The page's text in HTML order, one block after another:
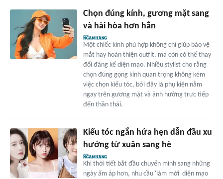
Chọn đúng kính, gương mặt sang
và hài hòa hơn hẳn
Một chiếc kính phù hợp không chỉ giúp bảo vệ
mắt hay hoàn thiện outfit, mà còn có thể thay
đổi đáng kể diện mạo. Nhiều stylist cho rằng
chọn đúng gọng kính quan trọng không kém
việc chọn kiểu tóc, bởi đây là phụ kiện nằm
ngay trên gương mặt và ảnh hưởng trực tiếp
đến thần thái.
Kiểu tóc ngắn hứa hẹn dẫn đầu xu
hướng từ xuân sang hè
Khi thời tiết bắt đầu chuyển mình sang những
ngày ấm áp hơn, nhu cầu 'làm mới' diện mạo